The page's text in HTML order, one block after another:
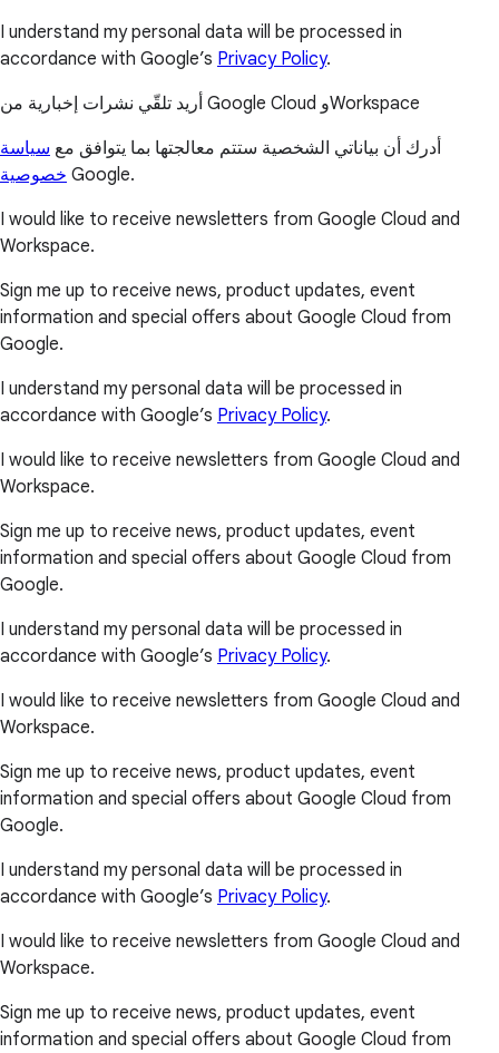
I understand my personal data will be processed in
accordance with Google’s Privacy Policy.
أريد تلقّي نشرات إخبارية من Google Cloud وWorkspace
أدرك أن بياناتي الشخصية ستتم معالجتها بما يتوافق مع سياسة
خصوصية Google.
I would like to receive newsletters from Google Cloud and
Workspace.
Sign me up to receive news, product updates, event
information and special offers about Google Cloud from
Google.
I understand my personal data will be processed in
accordance with Google’s Privacy Policy.
I would like to receive newsletters from Google Cloud and
Workspace.
Sign me up to receive news, product updates, event
information and special offers about Google Cloud from
Google.
I understand my personal data will be processed in
accordance with Google’s Privacy Policy.
I would like to receive newsletters from Google Cloud and
Workspace.
Sign me up to receive news, product updates, event
information and special offers about Google Cloud from
Google.
I understand my personal data will be processed in
accordance with Google’s Privacy Policy.
I would like to receive newsletters from Google Cloud and
Workspace.
Sign me up to receive news, product updates, event
information and special offers about Google Cloud from